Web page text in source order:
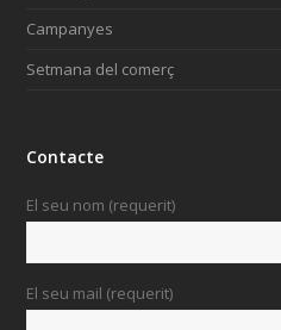
Campanyes
Setmana del comerç
Contacte
El seu nom (requerit)
El seu mail (requerit)